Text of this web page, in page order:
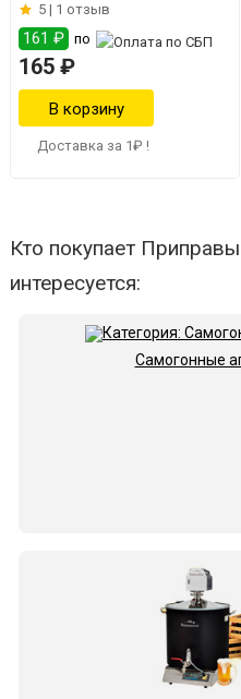
5 | 1 отзыв
161 ₽ по
165 ₽
Доставка за 1₽ !
Кто покупает
интересуется:
Самогонные